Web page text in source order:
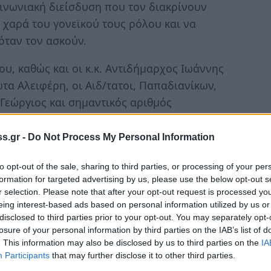
- Do Not Process My Personal Information
opt-out of the sale, sharing to third parties, or processing of your
for targeted advertising by us, please use the below opt-out
selection. Please note that after your opt-out request is processed
interest-based ads based on personal information utilized by us
to third parties prior to your opt-out. You may separately
of your personal information by third parties on the IAB’s list of
This information may also be disclosed by us to third parties on the
Participants that may further disclose it to other third parties.
διείσδυση που τον διακρίνουν
του γονεϊκού τους ρόλου και να
τον ασκούν.
καθώς και οι κ.κ. Αντιδήμαρχος Ιωάννης
Αλειφέρη, οι Αιδ/τατοι, Παπαδιανίκων,
και σημαντικός αριθμός
να εκφράσει και δημοσίως τις
σε όλους όσοι στήριξαν την
κο Ιωάννη Σουρλά, στους
πόρταλ, στο εκπροσώπους
στην κα Άννα Τραϋφόρου, Ξενοδοχείο
τους Εκπαιδευτικούς των Δημοτικών,
τιμή και ανταπόκρισή τους, την κα Φανή
Νεαπόλεως για την υποστήριξη και